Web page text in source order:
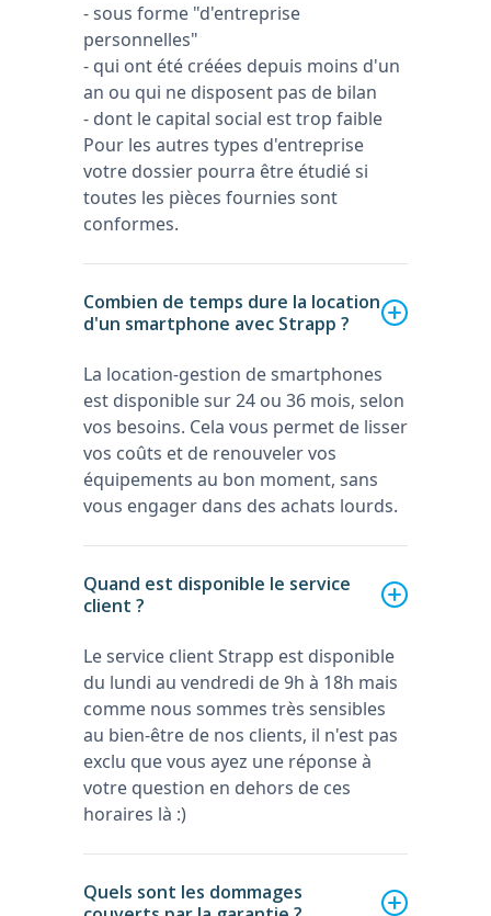
- sous forme "d'entreprise
personnelles"
- qui ont été créées depuis moins d'un
an ou qui ne disposent pas de bilan
- dont le capital social est trop faible
Pour les autres types d'entreprise
votre dossier pourra être étudié si
toutes les pièces fournies sont
conformes.
Combien de temps dure la location
d'un smartphone avec Strapp ?
La location-gestion de smartphones
est disponible sur 24 ou 36 mois, selon
vos besoins. Cela vous permet de lisser
vos coûts et de renouveler vos
équipements au bon moment, sans
vous engager dans des achats lourds.
Quand est disponible le service
client ?
Le service client Strapp est disponible
du lundi au vendredi de 9h à 18h mais
comme nous sommes très sensibles
au bien-être de nos clients, il n'est pas
exclu que vous ayez une réponse à
votre question en dehors de ces
horaires là :)
Quels sont les dommages